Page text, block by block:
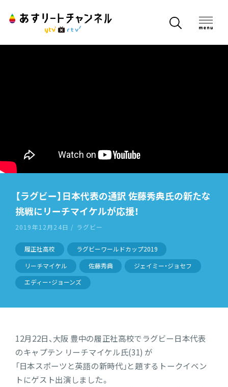
【ラグビー】日本代表の通訳 佐藤秀典氏の新たな
挑戦にリーチマイケルが応援！
2019年12月24日 / ラグビー
履正社高校
ラグビーワールドカップ2019
リーチマイケル
佐藤秀典
ジェイミー・ジョセフ
エディー・ジョーンズ
12月22日、大阪 豊中の履正社高校でラグビー日本代表
のキャプテン リーチマイケル氏(31) が
「日本スポーツと英語の新時代」と題するトークイベン
トにゲスト出演しました。